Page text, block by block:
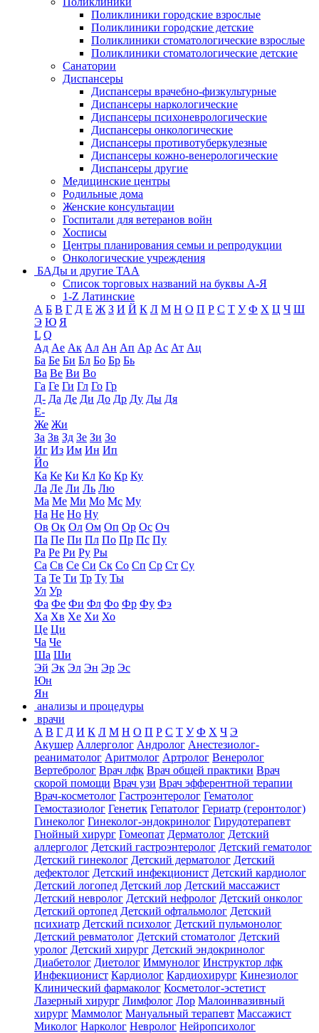
Поликлиники городские взрослые
Поликлиники городские детские
Поликлиники стоматологические взрослые
Поликлиники стоматологические детские
Санатории
Диспансеры
Диспансеры врачебно-физкультурные
Диспансеры наркологические
Диспансеры психоневрологические
Диспансеры онкологические
Диспансеры противотуберкулезные
Диспансеры кожно-венерологические
Диспансеры другие
Медицинские центры
Родильные дома
Женские консультации
Госпитали для ветеранов войн
Хосписы
Центры планирования семьи и репродукции
Онкологические учреждения
БАДы и другие ТАА
Список торговых названий на буквы А-Я
1-Z Латинские
А Б В Г Д Е Ж З И Й К Л М Н О П Р С Т У Ф Х Ц Ч Ш
Э Ю Я
L Q
Ад Ае Ак Ал Ан Ап Ар Ас Ат Ац
Ба Бе Би Бл Бо Бр Бь
Ва Ве Ви Во
Га Ге Ги Гл Го Гр
Д- Да Де Ди До Др Ду Ды Дя
Е-
Же Жи
За Зв Зд Зе Зи Зо
Иг Из Им Ин Ип
Йо
Ка Ке Ки Кл Ко Кр Ку
Ла Ле Ли Ль Лю
Ма Ме Ми Мо Мс Му
На Не Но Ну
Ов Ок Ол Ом Оп Ор Ос Оч
Па Пе Пи Пл По Пр Пс Пу
Ра Ре Ри Ру Ры
Са Св Се Си Ск Со Сп Ср Ст Су
Та Те Ти Тр Ту Ты
Ул Ур
Фа Фе Фи Фл Фо Фр Фу Фэ
Ха Хв Хе Хи Хо
Це Ци
Ча Че
Ша Ши
Эй Эк Эл Эн Эр Эс
Юн
Ян
анализы и процедуры
врачи
А В Г Д И К Л М Н О П Р С Т У Ф Х Ч Э
Акушер Аллерголог Андролог Анестезиолог-
реаниматолог Аритмолог Артролог Венеролог
Вертебролог Врач лфк Врач общей практики Врач
скорой помощи Врач узи Врач эфферентной терапии
Врач-косметолог Гастроэнтеролог Гематолог
Гемостазиолог Генетик Гепатолог Гериатр (геронтолог)
Гинеколог Гинеколог-эндокринолог Гирудотерапевт
Гнойный хирург Гомеопат Дерматолог Детский
аллерголог Детский гастроэнтеролог Детский гематолог
Детский гинеколог Детский дерматолог Детский
дефектолог Детский инфекционист Детский кардиолог
Детский логопед Детский лор Детский массажист
Детский невролог Детский нефролог Детский онколог
Детский ортопед Детский офтальмолог Детский
психиатр Детский психолог Детский пульмонолог
Детский ревматолог Детский стоматолог Детский
уролог Детский хирург Детский эндокринолог
Диабетолог Диетолог Иммунолог Инструктор лфк
Инфекционист Кардиолог Кардиохирург Кинезиолог
Клинический фармаколог Косметолог-эстетист
Лазерный хирург Лимфолог Лор Малоинвазивный
хирург Маммолог Мануальный терапевт Массажист
Миколог Нарколог Невролог Нейропсихолог